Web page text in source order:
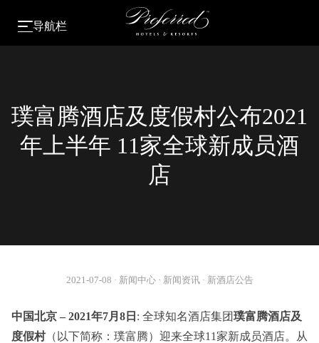
导航栏
璞富腾酒店及度假村公布2021
年上半年 11家全球新成员酒
店
2021-07-08 · 新闻中心· 新闻资讯· 新酒店公告
中国北京 – 2021年7月8日 : 全球知名酒店集团璞富腾酒店及
度假村（以下简称：璞富腾）迎来全球11家新成员酒店。从